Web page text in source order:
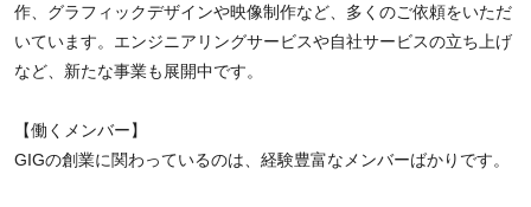
作、グラフィックデザインや映像制作など、多くのご依頼をいただ
いています。エンジニアリングサービスや自社サービスの立ち上げ
など、新たな事業も展開中です。
【働くメンバー】
GIGの創業に関わっているのは、経験豊富なメンバーばかりです。